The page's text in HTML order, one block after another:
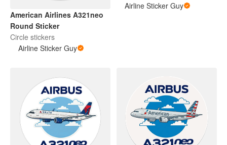
American Airlines A321neo
Round Sticker
Circle stickers
Airline Sticker Guy
Airline Sticker Guy